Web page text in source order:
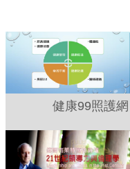
健康99照護網